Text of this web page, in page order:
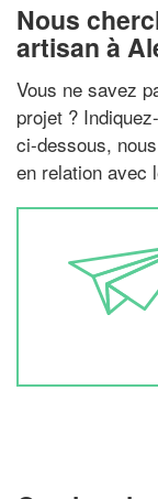
Nous
artisan à
Vous ne savez
projet ?
ci-dessous,
en relation avec